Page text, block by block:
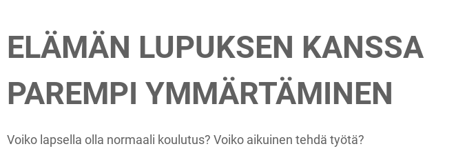
ELÄMÄN LUPUKSEN KANSSA
PAREMPI YMMÄRTÄMINEN
Voiko lapsella olla normaali koulutus? Voiko aikuinen tehdä työtä?